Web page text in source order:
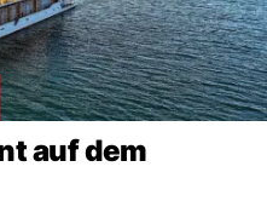
auf dem